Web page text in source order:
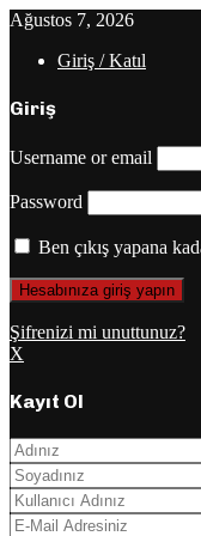
Ağustos 7, 2026
Giriş / Katıl
Giriş
Username or email
Password
Ben çıkış yapana
Şifrenizi mi unuttunuz?
X
Kayıt Ol